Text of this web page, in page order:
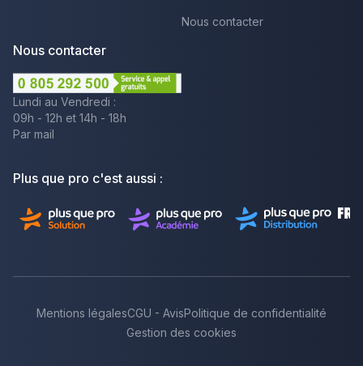
Nous contacter
Nous contacter
Lundi au Vendredi :
09h - 12h et 14h - 18h
Par mail
Plus que pro c'est aussi :
Mentions légalesCGU - AvisPolitique de confidentialité
Gestion des cookies